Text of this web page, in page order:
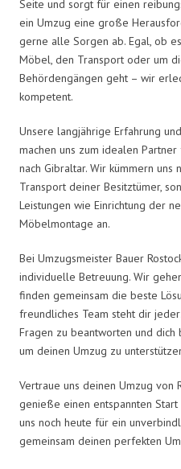
Seite und sorgt für einen
ein Umzug eine große
gerne alle Sorgen ab. Egal, ob
Möbel, den Transport oder um
Behördengängen geht – wir
kompetent.
Unsere langjährige Erfahrung
machen uns zum idealen
nach Gibraltar. Wir kümmern uns
Transport deiner Besitztümer,
Leistungen wie Einrichtung der
Möbelmontage an.
Bei Umzugsmeister Bauer
individuelle Betreuung. Wir
finden gemeinsam die beste
freundliches Team steht dir
Fragen zu beantworten und
um deinen Umzug zu
Vertraue uns deinen Umzug von
genieße einen entspannten
uns noch heute für ein
gemeinsam deinen perfekten